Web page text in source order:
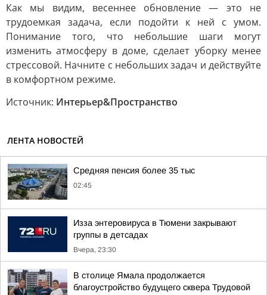
Как мы видим, весеннее обновление — это не
трудоемкая задача, если подойти к ней с умом.
Понимание того, что небольшие шаги могут
изменить атмосферу в доме, сделает уборку менее
стрессовой. Начните с небольших задач и действуйте
в комфортном режиме.
Источник: Интерьер&Пространство
ЛЕНТА НОВОСТЕЙ
Средняя пенсия более 35 тыс
02:45
Изза энтеровируса в Тюмени закрывают
группы в детсадах
Вчера, 23:30
В столице Ямала продолжается
благоустройство будущего сквера Трудовой